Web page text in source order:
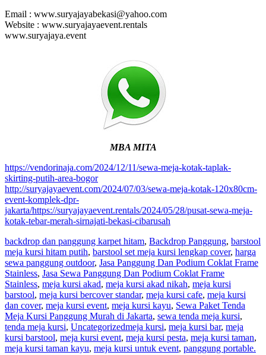
Email : www.suryajayabekasi@yahoo.com
Website : www.suryajayaevent.rentals
www.suryajaya.event
MBA MITA
https://vendorinaja.com/2024/12/11/sewa-meja-kotak-taplak-
skirting-putih-area-bogor
http://suryajayaevent.com/2024/07/03/sewa-meja-kotak-120x80cm-
event-komplek-dpr-
jakarta/https://suryajayaevent.rentals/2024/05/28/pusat-sewa-meja-
kotak-tebar-merah-sirnajati-bekasi-cibarusah
backdrop dan panggung karpet hitam, Backdrop Panggung, barstool
meja kursi hitam putih, barstool set meja kursi lengkap cover, harga
sewa panggung outdoor, Jasa Panggung Dan Podium Coklat Frame
Stainless, Jasa Sewa Panggung Dan Podium Coklat Frame
Stainless, meja kursi akad, meja kursi akad nikah, meja kursi
barstool, meja kursi bercover standar, meja kursi cafe, meja kursi
dan cover, meja kursi event, meja kursi kayu, Sewa Paket Tenda
Meja Kursi Panggung Murah di Jakarta, sewa tenda meja kursi,
tenda meja kursi, Uncategorizedmeja kursi, meja kursi bar, meja
kursi barstool, meja kursi event, meja kursi pesta, meja kursi taman,
meja kursi taman kayu, meja kursi untuk event, panggung portable.